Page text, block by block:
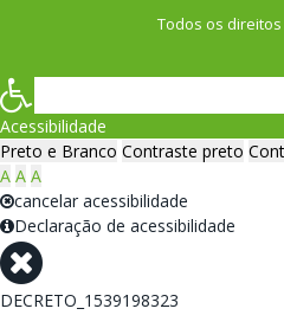
Todos os
Acessibilidade
Preto e Branco Contraste preto
A A A
cancelar acessibilidade
Declaração de acessibilidade
DECRETO_1539198323